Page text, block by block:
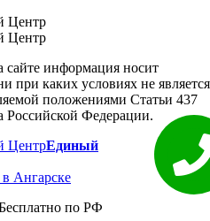
сайте информация носит
при каких условиях не является
положениями Статьи 437
Российской Федерации.
Единый
Ангарске
по РФ